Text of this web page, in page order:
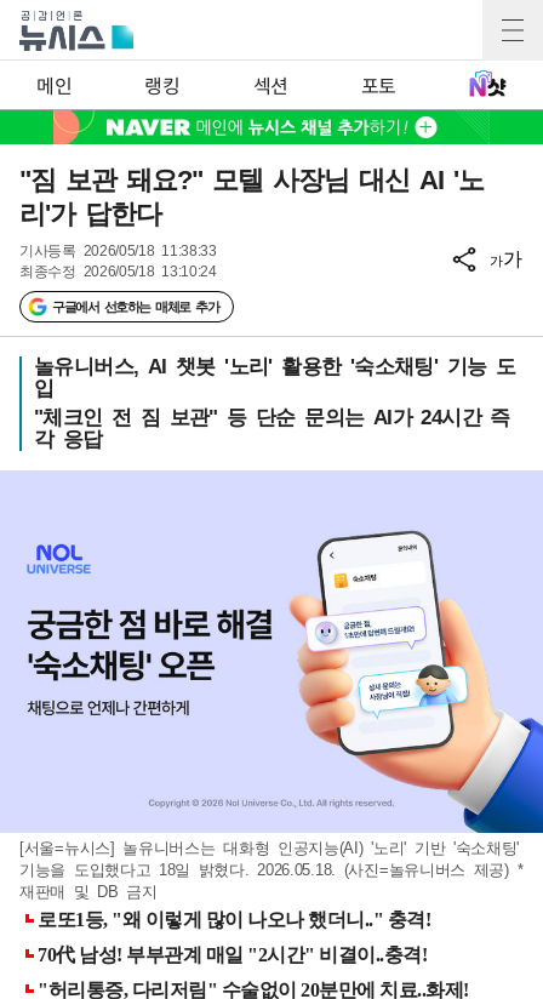
메인 랭킹 섹션 포토
"짐 보관 돼요?" 모텔 사장님 대신 AI '노
리'가 답한다
기사등록 2026/05/18 11:38:33
최종수정 2026/05/18 13:10:24
구글에서 선호하는 매체로 추가
가가
놀유니버스, AI 챗봇 '노리' 활용한 '숙소채팅' 기능 도
입
"체크인 전 짐 보관" 등 단순 문의는 AI가 24시간 즉
각 응답
[서울=뉴시스] 놀유니버스는 대화형 인공지능(AI) '노리' 기반 '숙소채팅'
기능을 도입했다고 18일 밝혔다. 2026.05.18. (사진=놀유니버스 제공) *
재판매 및 DB 금지